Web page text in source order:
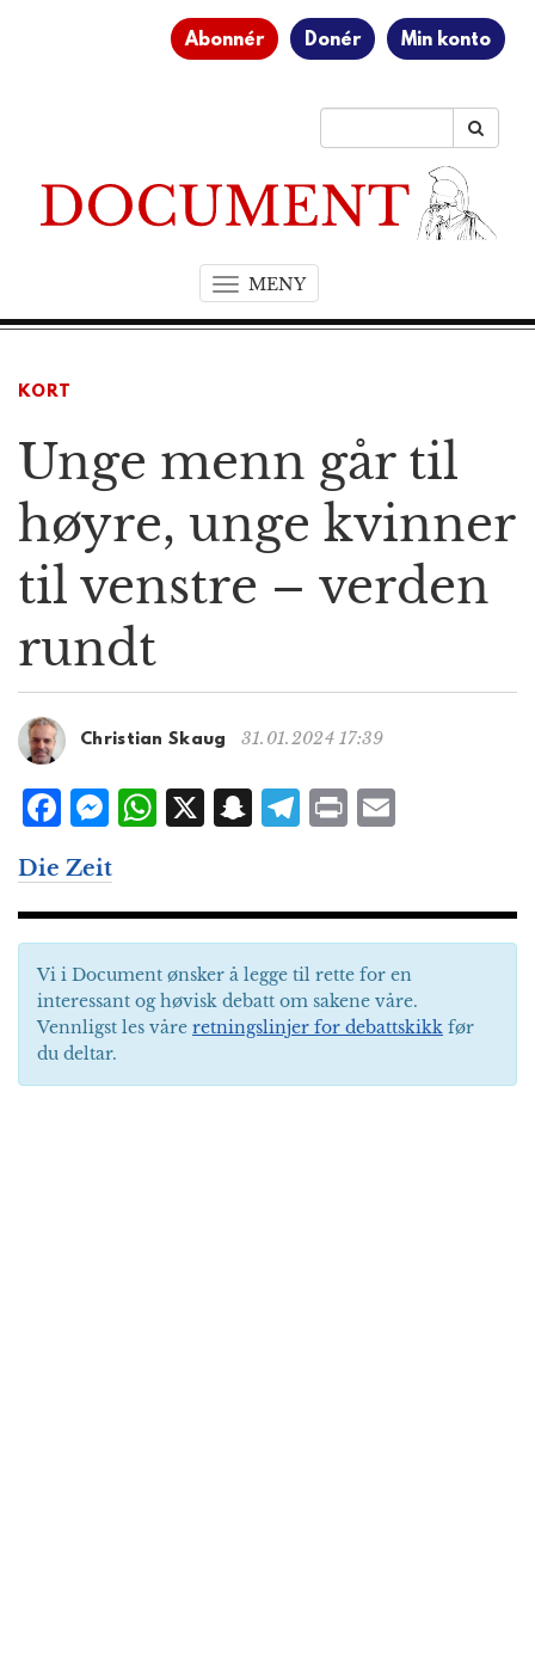
Abonnér Donér Min konto
MENYT
o
a
i
KORT
Unge menn går til
høyre, unge kvinner
til venstre – verden
rundt
Christian Skaug 31.01.2024 17:39
F
c
e
b
o
o
k
M
ss
e
n
g
e
r
W
s
A
p
p
X S
p
c
h
at
T
g
r
a
m
P
t
l
Die Zeit
Vi i Document ønsker å legge til rette for en
interessant og høvisk debatt om sakene våre.
Vennligst les våre retningslinjer for debattskikk før
du deltar.